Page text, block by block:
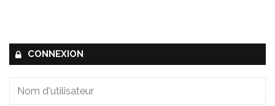
CONNEXION